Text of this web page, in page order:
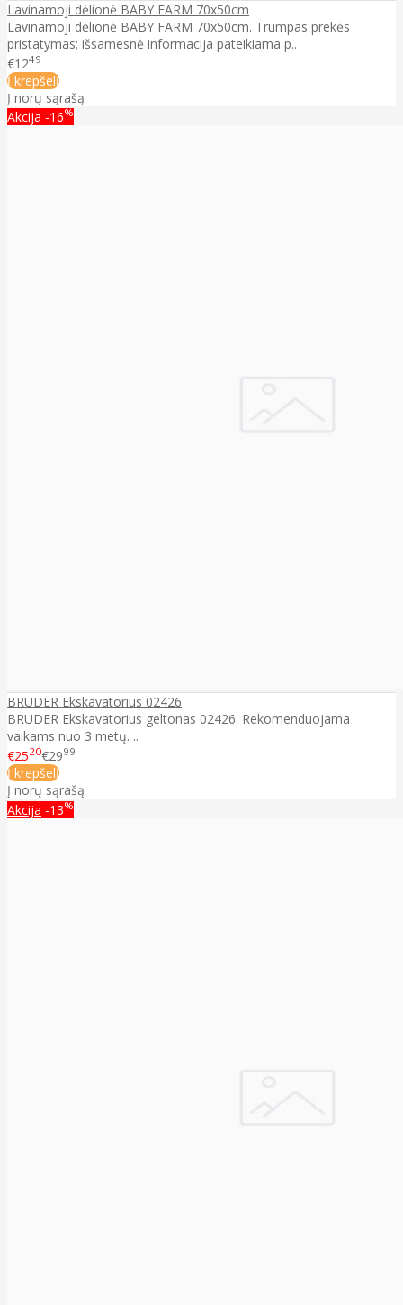
Lavinamoji dėlionė BABY FARM 70x50cm
Lavinamoji dėlionė BABY FARM 70x50cm. Trumpas prekės
pristatymas; išsamesnė informacija pateikiama p..
€1249
Į krepšelį
Į norų sąrašą
Akcija -16%
BRUDER Ekskavatorius 02426
BRUDER Ekskavatorius geltonas 02426. Rekomenduojama
vaikams nuo 3 metų. ..
€2520€2999
Į krepšelį
Į norų sąrašą
Akcija -13%